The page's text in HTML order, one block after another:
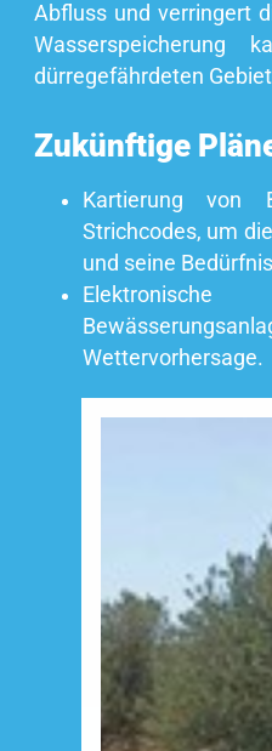
Abfluss und verringert
Wasserspeicherung
dürregefährdeten
Zukünftige
Kartierung von
Strichcodes, um
und seine
Wettervorhersage.